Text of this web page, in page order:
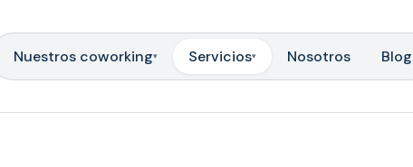
Nuestros coworking▾ Servicios▾ Nosotros Blog